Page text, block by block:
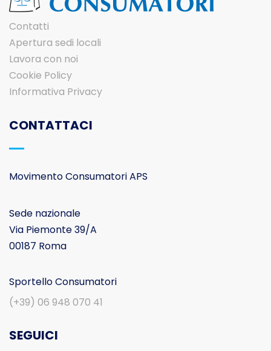
Contatti
Apertura sedi locali
Lavora con noi
Cookie Policy
Informativa Privacy
CONTATTACI
Movimento Consumatori APS
Sede nazionale
Via Piemonte 39/A
00187 Roma
Sportello Consumatori
(+39) 06 948 070 41
SEGUICI